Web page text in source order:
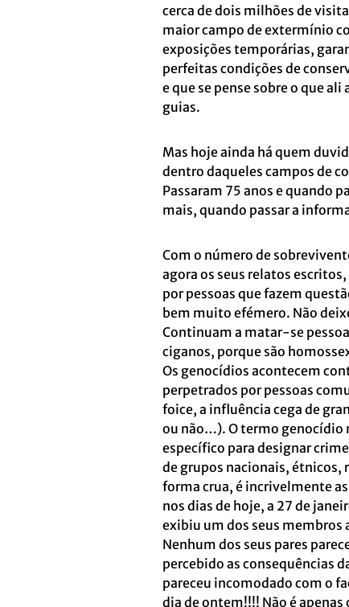
cerca de dois milhões de
maior campo de extermínio
exposições temporárias,
perfeitas condições de
e que se pense sobre o que
guias.
Mas hoje ainda há quem
dentro daqueles campos de
Passaram 75 anos e quando
mais, quando passar a
Com o número de
agora os seus relatos
por pessoas que fazem
bem muito efémero. Não
Continuam a matar-se
ciganos, porque são
Os genocídios acontecem
perpetrados por pessoas
foice, a influência cega de
ou não…). O termo genocídio
específico para designar
de grupos nacionais,
forma crua, é incrivelmente
nos dias de hoje, a 27 de
exibiu um dos seus membros
Nenhum dos seus pares
percebido as consequências
pareceu incomodado com o
dia de ontem!!!! Não é